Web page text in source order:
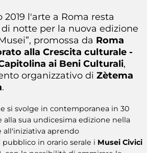
2019 l'arte a Roma resta
notte per la nuova edizione
promossa da Roma
alla Crescita culturale -
ai Beni Culturali,
organizzativo di Zètema
.
si svolge in contemporanea in 30
sua undicesima edizione nella
all'iniziativa aprendo
in orario serale i Musei Civici